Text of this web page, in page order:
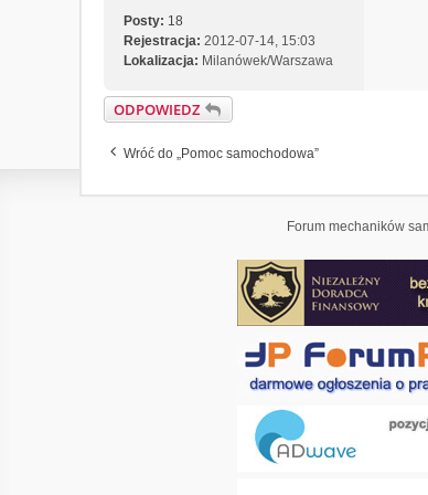
Posty: 18
Rejestracja: 2012-07-14, 15:03
Lokalizacja: Milanówek/Warszawa
ODPOWIEDZ
Wróć do „Pomoc samochodowa”
Forum mechaników